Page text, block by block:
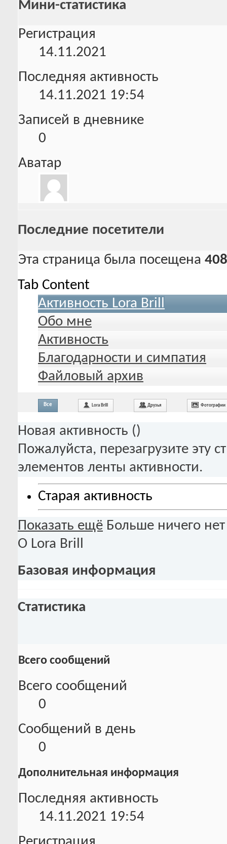
Мини-статистика
Регистрация
14.11.2021
Последняя активность
14.11.2021 19:54
Записей в дневнике
0
Аватар
Последние посетители
Эта страница была посещена 408
Tab Content
Активность Lora Brill
Обо мне
Активность
Благодарности и симпатия
Файловый архив
Все Lora Brill Друзья Фотографии
Новая активность ()
Пожалуйста, перезагрузите эту
элементов ленты активности.
Старая активность
Показать ещё Больше ничего нет
О Lora Brill
Базовая информация
Статистика
Всего сообщений
Всего сообщений
0
Сообщений в день
0
Дополнительная информация
Последняя активность
14.11.2021 19:54